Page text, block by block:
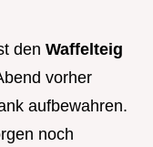
den Waffelteig
vorher
aufbewahren.
noch